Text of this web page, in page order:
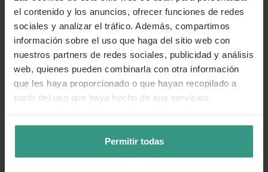
el contenido y los anuncios, ofrecer funciones de redes
sociales y analizar el tráfico. Además, compartimos
información sobre el uso que haga del sitio web con
nuestros partners de redes sociales, publicidad y análisis
web, quienes pueden combinarla con otra información
que les haya proporcionado o que hayan recopilado a
partir del uso que haya hecho de sus servicios.
Permitir todas